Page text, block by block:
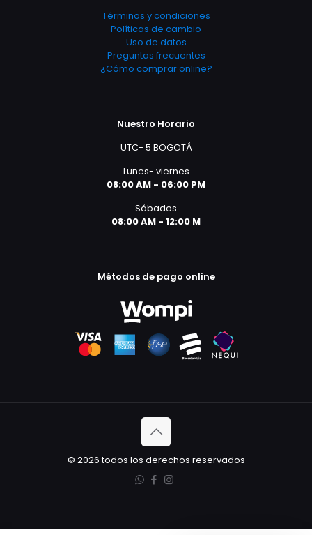
Términos y condiciones
Políticas de cambio
Uso de datos
Preguntas frecuentes
¿Cómo comprar online?
Nuestro Horario
UTC- 5 BOGOTÁ
Lunes- viernes
08:00 AM - 06:00 PM
Sábados
08:00 AM - 12:00 M
Métodos de pago online
© 2026 todos los derechos reservados